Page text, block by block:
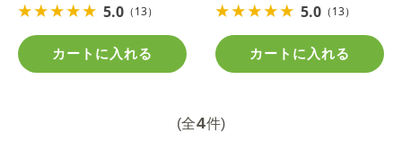
5.0 （13）
カートに入れる
5.0 （13）
カートに入れる
(全4件)